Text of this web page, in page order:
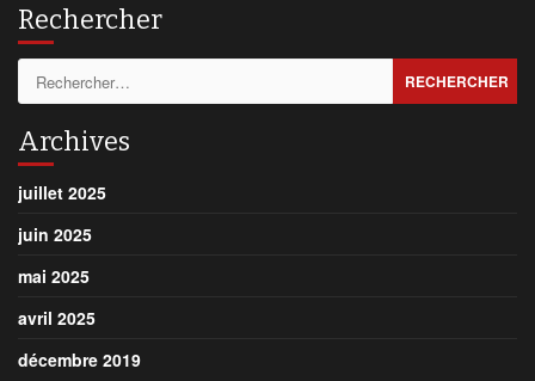
Rechercher
Archives
juillet 2025
juin 2025
mai 2025
avril 2025
décembre 2019